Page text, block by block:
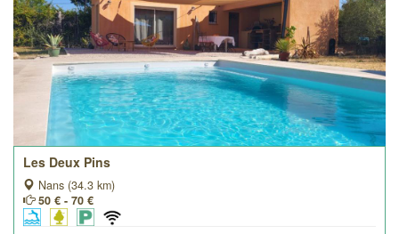
Les Deux Pins
Nans (34.3 km)
50 € - 70 €